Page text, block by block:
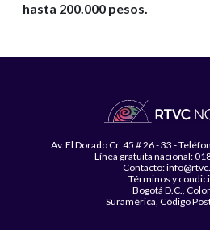
hasta 200.000 pesos.
Av. El Dorado Cr. 45 # 26 - 33 -
Línea gratuita nacional:
Contacto:
Términos y
Bogotá D.C.,
Suramérica, Código